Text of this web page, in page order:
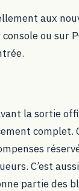
aux
ou sur
la sortie
complet.
C’est
partie des